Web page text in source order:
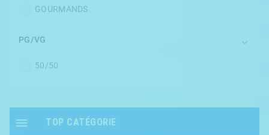
GOURMANDS
PG/VG 
50/50
TOP CATÉGORIE
